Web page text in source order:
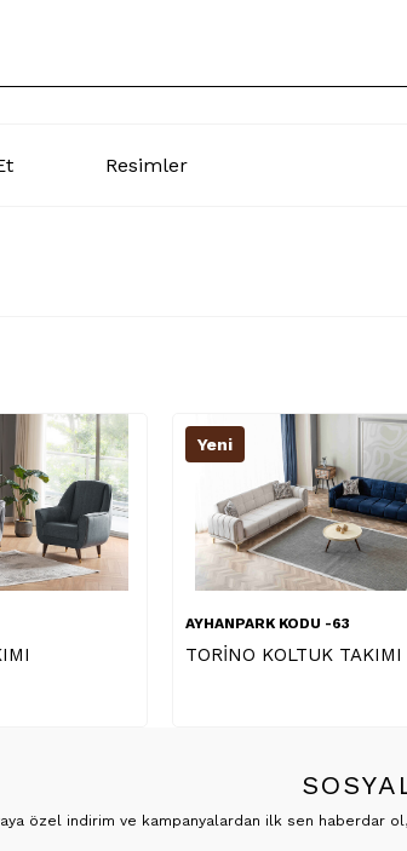
Resimler
Yeni
AYHANPARK KODU -63
SUNNY KOLTUK TAKIMI
özel indirim ve kampanyalardan ilk sen haberdar ol,